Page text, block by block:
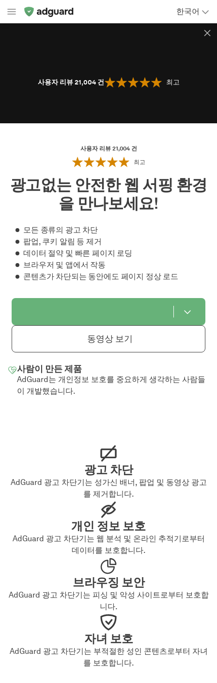
한국어
사용자 리뷰 21,004 건 최고
사용자 리뷰 21,004 건
최고
광고없는 안전한 웹 서핑 환경
을 만나보세요!
모든 종류의 광고 차단
팝업, 쿠키 알림 등 제거
데이터 절약 및 빠른 페이지 로딩
브라우저 및 앱에서 작동
콘텐츠가 차단되는 동안에도 페이지 정상 로드
동영상 보기
사람이 만든 제품
AdGuard는 개인정보 보호를 중요하게 생각하는 사람들
이 개발했습니다.
광고 차단
AdGuard 광고 차단기는 성가신 배너, 팝업 및 동영상 광고
를 제거합니다.
개인 정보 보호
AdGuard 광고 차단기는 웹 분석 및 온라인 추적기로부터
데이터를 보호합니다.
브라우징 보안
AdGuard 광고 차단기는 피싱 및 악성 사이트로부터 보호합
니다.
자녀 보호
AdGuard 광고 차단기는 부적절한 성인 콘텐츠로부터 자녀
를 보호합니다.